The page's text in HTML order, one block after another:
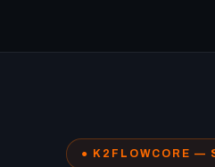
● K2FLOWCORE —